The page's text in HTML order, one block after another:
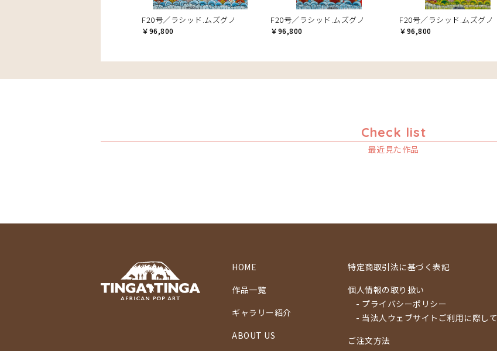
F20号／ラシッド.ムズグノ
￥96,800
F20号／ラシッド.ムズグノ
￥96,800
F20号／ラシッド.ムズグノ
￥96,800
Check list
最近見た作品
HOME
作品一覧
ギャラリー紹介
ABOUT US
特定商取引法に基づく表記
個人情報の取り扱い
- プライバシーポリシー
- 当法人ウェブサイトご利用に際して
ご注文方法